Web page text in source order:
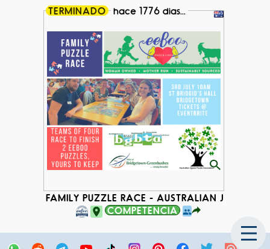
TERMINADO
hace 1776 dias...
FAMILY PUZZLE RACE - AUSTRALIAN JIGSAW
COMPETENCIA